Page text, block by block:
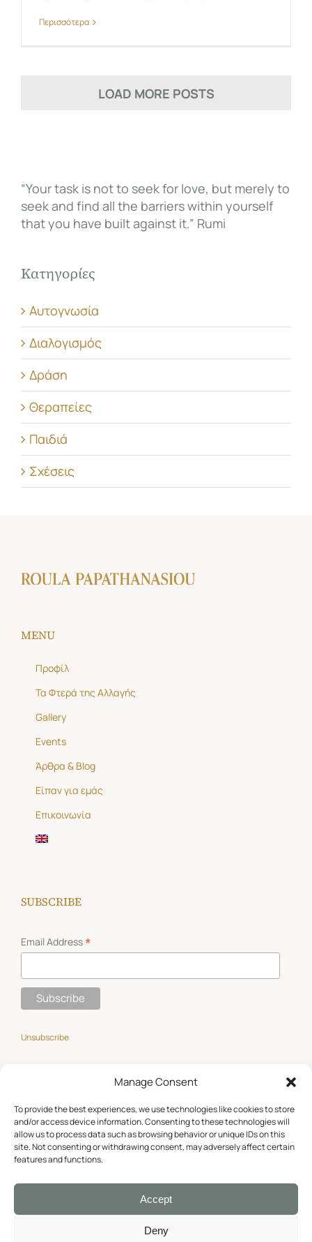
Manage Consent
To provide the best experiences, we use technologies like cookies to store
and/or access device information. Consenting to these technologies will
allow us to process data such as browsing behavior or unique IDs on this
site. Not consenting or withdrawing consent, may adversely affect certain
features and functions.
Accept
Deny
Περισσότερα
LOAD MORE POSTS
“Your task is not to seek for love, but merely to
seek and find all the barriers within yourself
that you have built against it.” Rumi
Κατηγορίες
Αυτογνωσία
Διαλογισμός
Δράση
Θεραπείες
Παιδιά
Σχέσεις
MENU
Προφίλ
Τα Φτερά της Αλλαγής
Gallery
Events
Άρθρα & Blog
Είπαν για εμάς
Επικοινωνία
SUBSCRIBE
Email Address*
Unsubscribe
2026 Roula Papathanasiou. All Rights Reserved.